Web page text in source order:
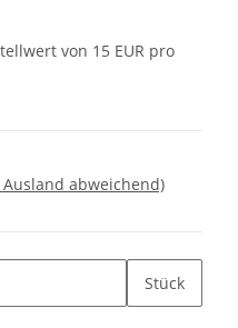
von 15 EUR pro
Ausland abweichend)
Stück